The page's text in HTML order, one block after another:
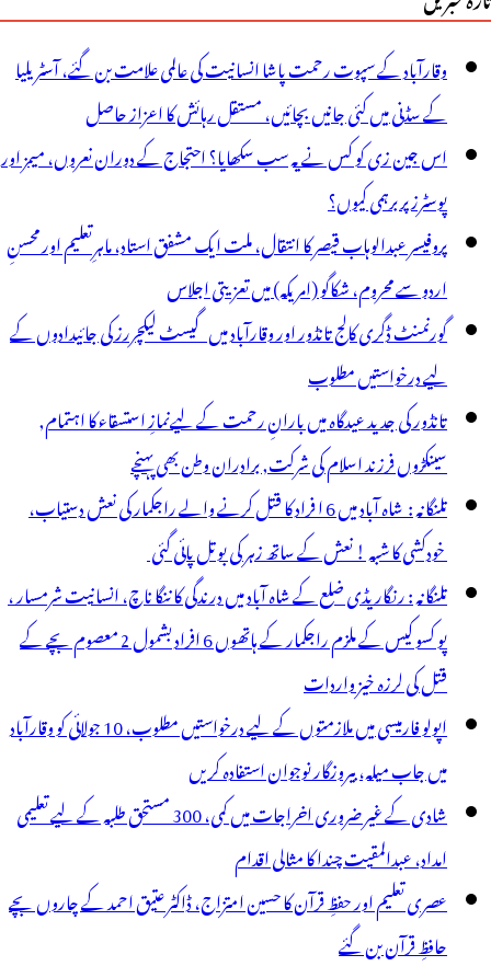
وقارآباد کے سپوت رحمت پاشا انسانیت کی عالمی علامت بن گئے، آسٹریلیا
کے سڈنی میں کئی جانیں بچائیں، مستقل رہائش کا اعزاز حاصل
اس جین زی کو کس نے یہ سب سکھایا؟ احتجاج کے دوران نعروں، میمز اور
پوسٹرز پر برہمی کیوں؟
پروفیسر عبدالوہاب قیصر کا انتقال، ملت ایک مشفق استاد، ماہرِتعلیم اور محسنِ
اردو سے محروم، شکاگو (امریکہ) میں تعزیتی اجلاس
گورنمنٹ ڈگری کالج تانڈور اور وقارآباد میں گیسٹ لیکچررز کی جائیدادوں کے
لیے درخواستیں مطلوب
تانڈور کی جدید عیدگاہ میں بارانِ رحمت کے لیےنمازِ استسقاء کا اہتمام,
سینکڑوں فرزند اسلام کی شرکت, برادران وطن بھی پہنچے
تلنگانہ : شاہ آباد میں 6 ا فراد کا قتل کرنے والے راجکمار کی نعش دستیاب،
خودکشی کا شبہ ! نعش کے ساتھ زہر کی بوتل پائی گئی
تلنگانہ : رنگاریڈی ضلع کے شاہ آباد میں درندگی کا ننگا ناچ، انسانیت شرمسار ،
پو کسو کیس کے ملزم راجکمار کے ہاتھوں 6 افراد بشمول 2 معصوم بچے کے
قتل کی لرزہ خیز واردات
اپولو فارمیسی میں ملازمتوں کے لیے درخواستیں مطلوب، 10 جولائی کو وقارآباد
میں جاب میلہ، بیروزگار نوجوان استفادہ کریں
شادی کے غیر ضروری اخراجات میں کمی، 300 مستحق طلبہ کے لیے تعلیمی
امداد، عبدالمقیت چندا کا مثالی اقدام
عصری تعلیم اور حفظِ قرآن کا حسین امتزاج، ڈاکٹر عتیق احمد کے چاروں بچے
حافظِ قرآن بن گئے